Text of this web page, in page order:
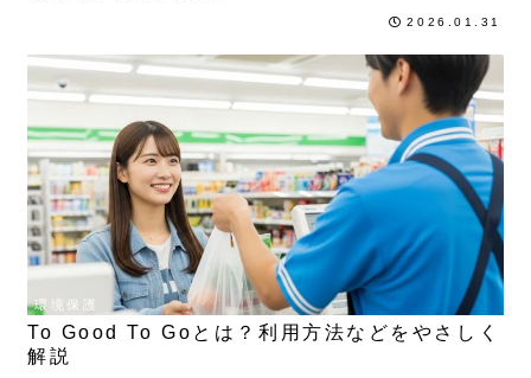
2026.01.31
環境保護
To Good To Goとは？利用方法などをやさしく
解説